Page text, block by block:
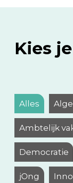
Kies
Alles
Ambtelijk
Democratie
jOng